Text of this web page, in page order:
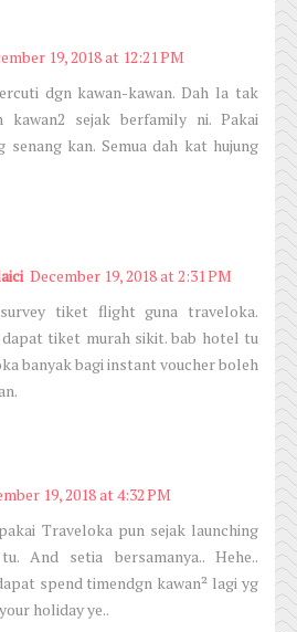
19, 2018 at 12:21 PM
dgn kawan-kawan. Dah la tak
kawan2 sejak berfamily ni. Pakai
senang kan. Semua dah kat hujung
December 19, 2018 at 2:31 PM
tiket flight guna traveloka.
dapat tiket murah sikit. bab hotel tu
banyak bagi instant voucher boleh
19, 2018 at 4:32 PM
Traveloka pun sejak launching
And setia bersamanya.. Hehe..
spend timendgn kawan² lagi yg
holiday ye..